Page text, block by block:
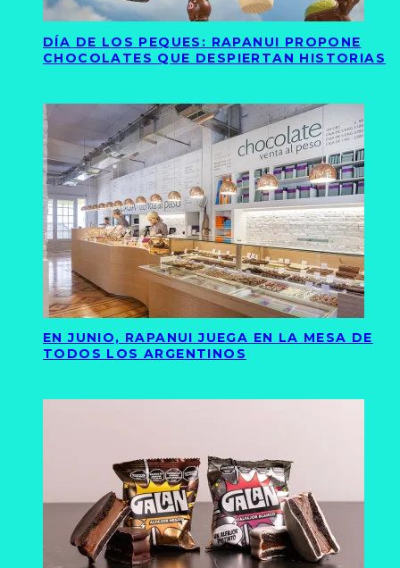
DÍA DE LOS PEQUES: RAPANUI PROPONE
CHOCOLATES QUE DESPIERTAN HISTORIAS
EN JUNIO, RAPANUI JUEGA EN LA MESA DE
TODOS LOS ARGENTINOS